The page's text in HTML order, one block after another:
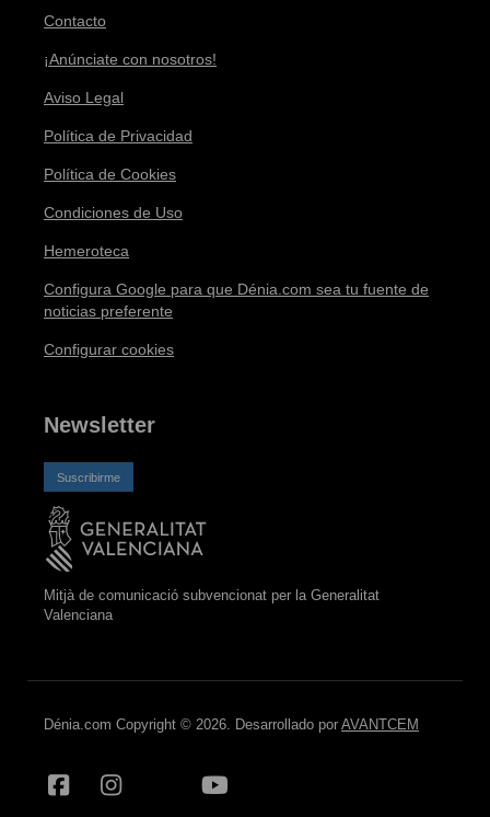
Contacto
¡Anúnciate con nosotros!
Aviso Legal
Política de Privacidad
Política de Cookies
Condiciones de Uso
Hemeroteca
Configura Google para que Dénia.com sea tu fuente de
noticias preferente
Configurar cookies
Newsletter
Suscribirme
Mitjà de comunicació subvencionat per la Generalitat
Valenciana
Dénia.com Copyright © 2026. Desarrollado por AVANTCEM